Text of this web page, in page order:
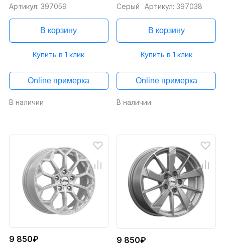
Артикул: 397059
В корзину
Купить в 1 клик
Online примерка
В наличии
Серый Артикул: 397038
В корзину
Купить в 1 клик
Online примерка
В наличии
9 850₽ 9 850₽